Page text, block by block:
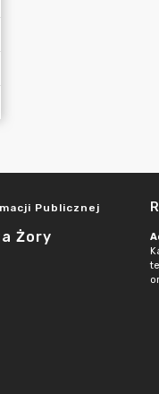
Publicznej
Żory